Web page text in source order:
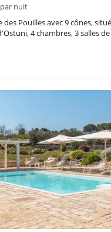
par nuit
Pouilles avec 9 cônes,
4 chambres, 3 salles